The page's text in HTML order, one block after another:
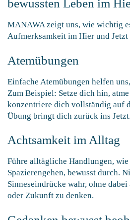
bewussten Leben im
MANAWA zeigt uns, wie wichtig
Aufmerksamkeit im Hier und Jetzt
Atemübungen
Einfache Atemübungen helfen
Zum Beispiel: Setze dich hin,
konzentriere dich vollständig auf
Übung bringt dich zurück ins Jetzt.
Achtsamkeit im Alltag
Führe alltägliche Handlungen, wie
Spazierengehen, bewusst durch.
Sinneseindrücke wahr, ohne
oder Zukunft zu denken.